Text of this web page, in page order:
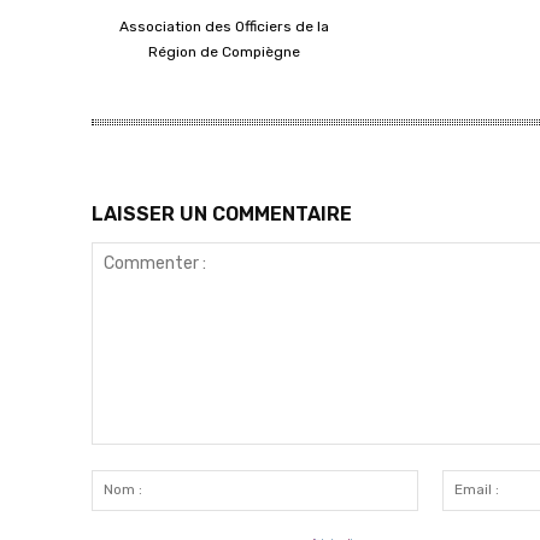
Association des Officiers de la
Région de Compiègne
LAISSER UN COMMENTAIRE
: